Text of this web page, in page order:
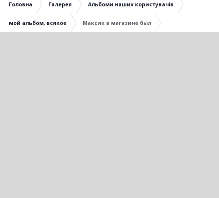
Головна Галерея Альбоми наших користувачів
мой альбом, всякое Максик в магазине был